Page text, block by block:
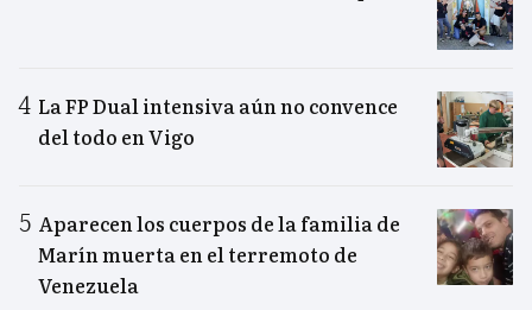
La FP Dual intensiva aún no convence
del todo en Vigo
Aparecen los cuerpos de la familia de
Marín muerta en el terremoto de
Venezuela